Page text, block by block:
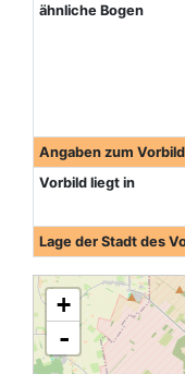
ähnliche Bogen
Angaben zum Vorbild
Vorbild liegt in
Lage der Stadt des
+
-